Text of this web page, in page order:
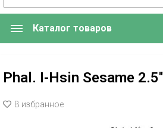
Каталог товаров
Phal. I-Hsin Sesame 2.5''
В избранное